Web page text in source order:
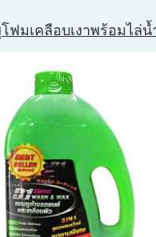
ฟมเคลือบเงาพร้อมไล่น้